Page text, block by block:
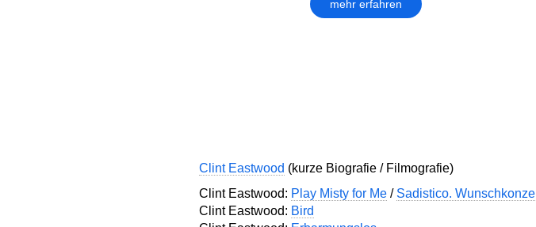
mehr erfahren
Clint Eastwood (kurze Biografie / Filmografie)
Clint Eastwood: Play Misty for Me/ Sadistico.
Clint Eastwood: Bird